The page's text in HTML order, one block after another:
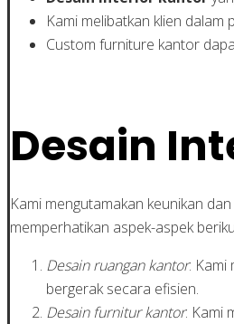
Kami melibatkan klien dalam
Custom furniture kantor
Desain
Kami mengutamakan keunikan
memperhatikan aspek-aspek
Desain ruangan kantor: Kami
bergerak secara efisien.
Desain furnitur kantor: Kami